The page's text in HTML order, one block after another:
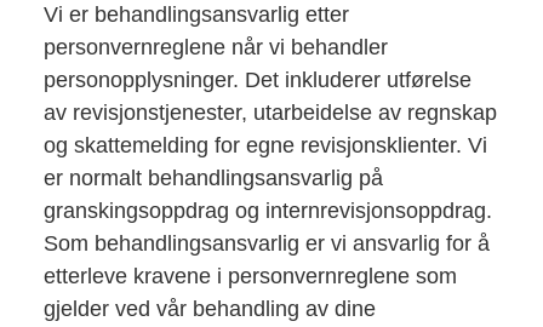
Vi er behandlingsansvarlig etter
personvernreglene når vi behandler
personopplysninger. Det inkluderer utførelse
av revisjonstjenester, utarbeidelse av regnskap
og skattemelding for egne revisjonsklienter. Vi
er normalt behandlingsansvarlig på
granskingsoppdrag og internrevisjonsoppdrag.
Som behandlingsansvarlig er vi ansvarlig for å
etterleve kravene i personvernreglene som
gjelder ved vår behandling av dine